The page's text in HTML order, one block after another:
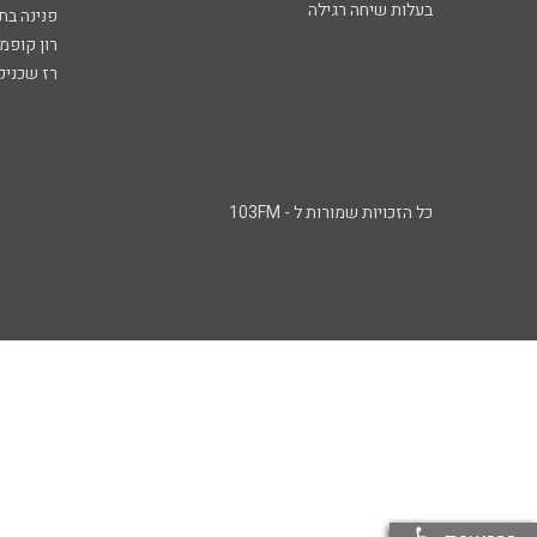
פנינה
רון
רז
בעלות שיחה רגילה
כל הזכויות שמורות ל - 103FM